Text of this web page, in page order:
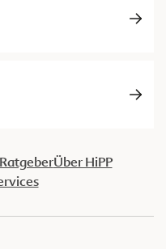
RatgeberÜber HiPP